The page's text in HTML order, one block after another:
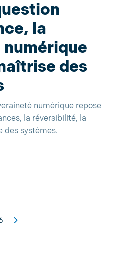
la
des
numérique repose
la réversibilité, la
des systèmes.